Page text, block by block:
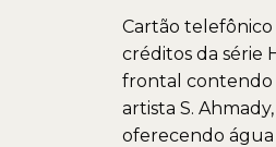
Cartão
créditos da série
frontal contendo
artista S.
oferecendo